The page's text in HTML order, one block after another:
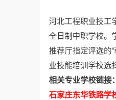
河北工程职业技工
全日制中职学校。
推荐厅指定评选的
业技能培训学校选
相关专业学校链接：
石家庄东华铁路学